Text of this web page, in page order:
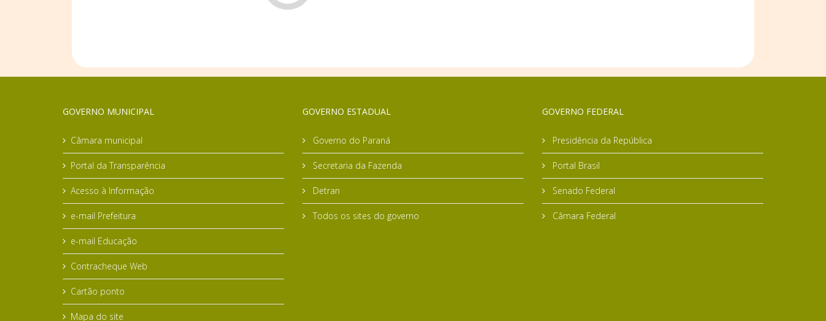
GOVERNO MUNICIPAL
Câmara municipal
Portal da Transparência
Acesso à Informação
e-mail Prefeitura
e-mail Educação
Contracheque Web
Cartão ponto
Mapa do site
GOVERNO ESTADUAL
Governo do Paraná
Secretaria da Fazenda
Detran
Todos os sites do governo
GOVERNO FEDERAL
Presidência da República
Portal Brasil
Senado Federal
Câmara Federal